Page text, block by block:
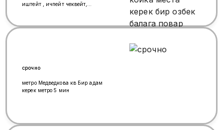
иштейт , ичпейт чеквейт,
срочно
метро Медведкова кв Бир адам
керек метро 5 мин